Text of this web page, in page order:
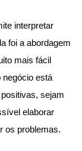
interpretar
foi a abordagem
mais fácil
negócio está
sejam
elaborar
os problemas.